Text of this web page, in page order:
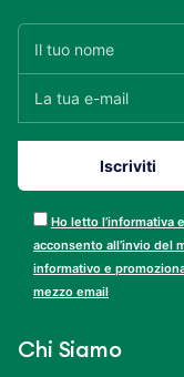
Ho letto l’informativa e
acconsento all’invio del
informativo e
mezzo email
Chi Siamo